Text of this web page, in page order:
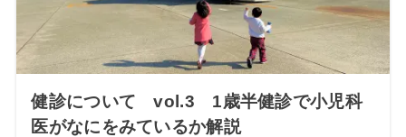
健診について vol.3 1歳半健診で小児科
医がなにをみているか解説